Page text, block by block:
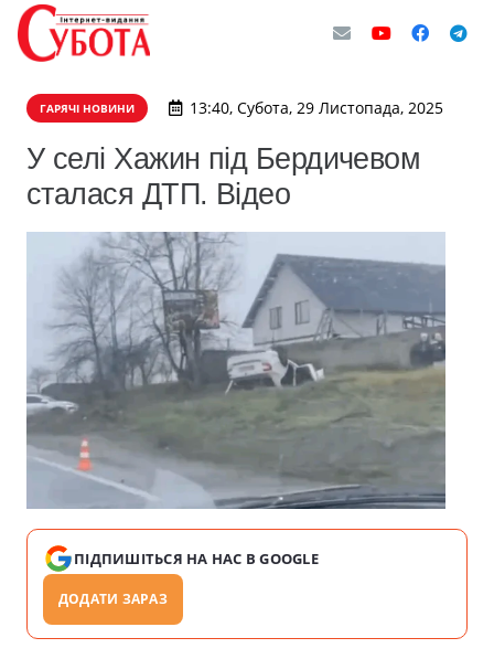
ГАРЯЧІ НОВИНИ 13:40, Субота, 29 Листопада, 2025
У селі Хажин під Бердичевом
сталася ДТП. Відео
ПІДПИШІТЬСЯ НА НАС В GOOGLE
ДОДАТИ ЗАРАЗ